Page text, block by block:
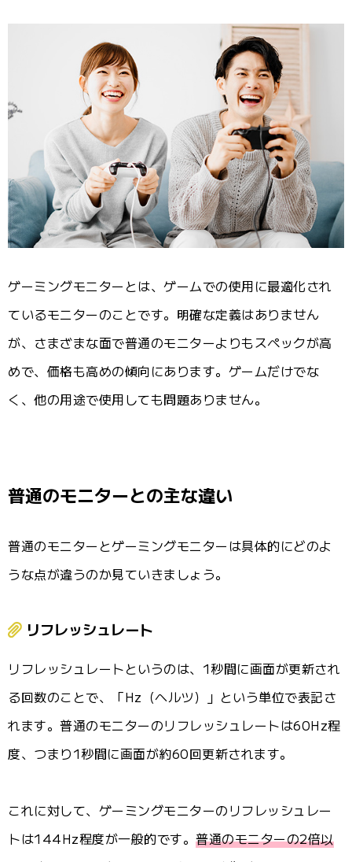
ゲーミングモニターとは、ゲームでの使用に最適化され
ているモニターのことです。明確な定義はありません
が、さまざまな面で普通のモニターよりもスペックが高
めで、価格も高めの傾向にあります。ゲームだけでな
く、他の用途で使用しても問題ありません。
普通のモニターとの主な違い
普通のモニターとゲーミングモニターは具体的にどのよ
うな点が違うのか見ていきましょう。
リフレッシュレート
リフレッシュレートというのは、1秒間に画面が更新され
る回数のことで、「Hz（ヘルツ）」という単位で表記さ
れます。普通のモニターのリフレッシュレートは60Hz程
度、つまり1秒間に画面が約60回更新されます。
これに対して、ゲーミングモニターのリフレッシュレー
トは144Hz程度が一般的です。 普通のモニターの2倍以